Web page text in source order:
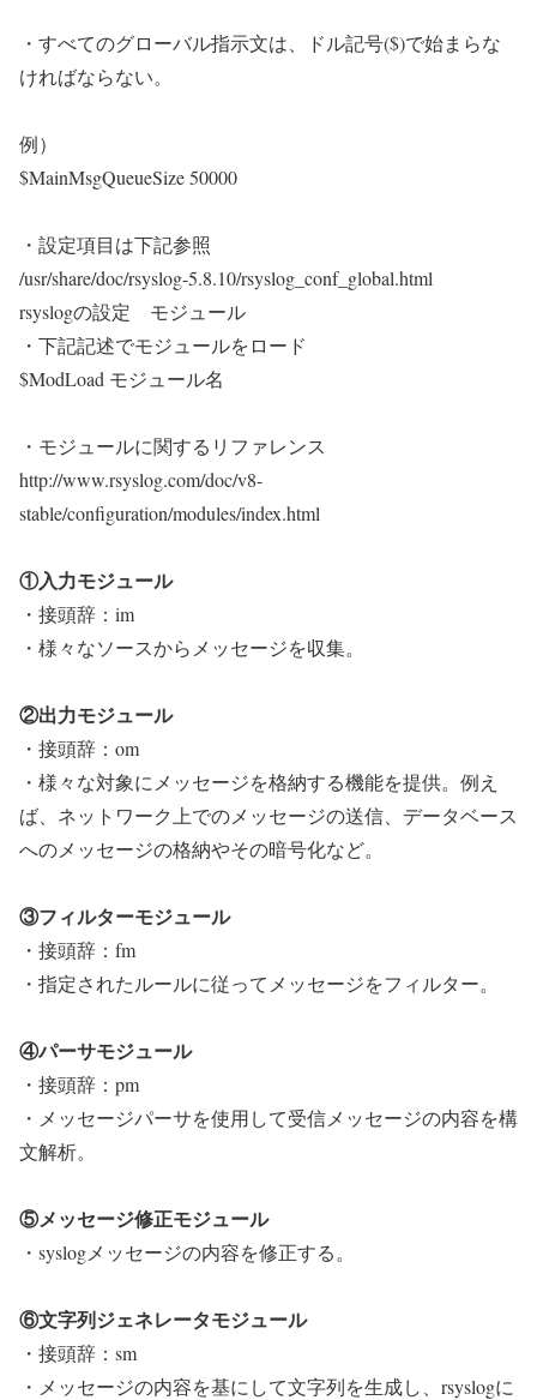
・すべてのグローバル指示文は、ドル記号($)で始まらな
ければならない。
例）
$MainMsgQueueSize 50000
・設定項目は下記参照
/usr/share/doc/rsyslog-5.8.10/rsyslog_conf_global.html
rsyslogの設定 モジュール
・下記記述でモジュールをロード
$ModLoad モジュール名
・モジュールに関するリファレンス
http://www.rsyslog.com/doc/v8-
stable/configuration/modules/index.html
①入力モジュール
・接頭辞：im
・様々なソースからメッセージを収集。
②出力モジュール
・接頭辞：om
・様々な対象にメッセージを格納する機能を提供。例え
ば、ネットワーク上でのメッセージの送信、データベース
へのメッセージの格納やその暗号化など。
③フィルターモジュール
・接頭辞：fm
・指定されたルールに従ってメッセージをフィルター。
④パーサモジュール
・接頭辞：pm
・メッセージパーサを使用して受信メッセージの内容を構
文解析。
⑤メッセージ修正モジュール
・syslogメッセージの内容を修正する。
⑥文字列ジェネレータモジュール
・接頭辞：sm
・メッセージの内容を基にして文字列を生成し、rsyslogに